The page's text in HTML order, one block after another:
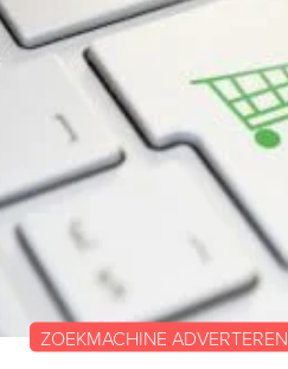
ZOEKMACHINE ADVERTEREN